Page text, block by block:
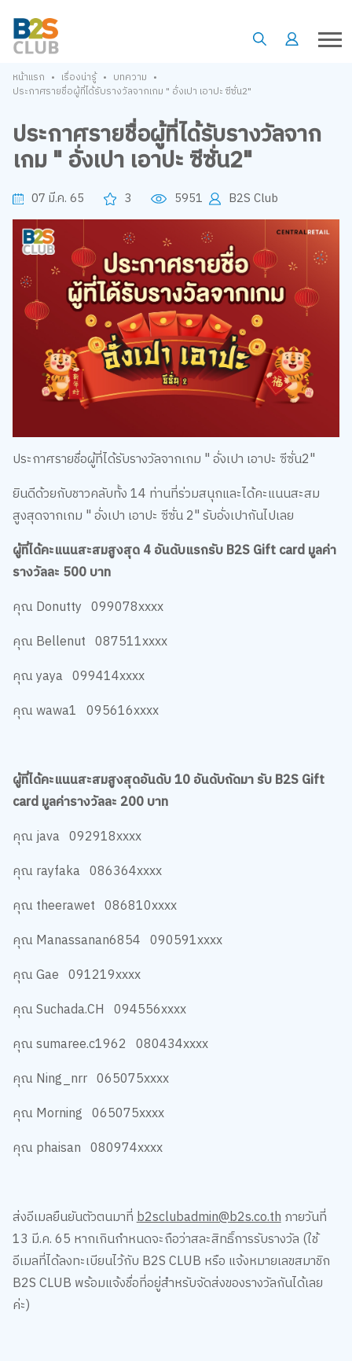
หน้าแรก • เรื่องน่ารู้ • บทความ •
ประกาศรายชื่อผู้ที่ได้รับรางวัลจากเกม " อั่งเปา เอาปะ ซีซั่น2"
ประกาศรายชื่อผู้ที่ได้รับรางวัลจาก
เกม " อั่งเปา เอาปะ ซีซั่น2"
07 มี.ค. 65 3 5951 B2S Club
ประกาศรายชื่อผู้ที่ได้รับรางวัลจากเกม " อั่งเปา เอาปะ ซีซั่น2"
ยินดีด้วยกับชาวคลับทั้ง 14 ท่านที่ร่วมสนุกและได้คะแนนสะสม
สูงสุดจากเกม " อั่งเปา เอาปะ ซีซั่น 2" รับอั่งเปากันไปเลย
ผู้ที่ได้คะแนนสะสมสูงสุด 4 อันดับแรกรับ B2S Gift card มูลค่า
รางวัลละ 500 บาท
คุณ Donutty 099078xxxx
คุณ Bellenut 087511xxxx
คุณ yaya 099414xxxx
คุณ wawa1 095616xxxx
ผู้ที่ได้คะแนนสะสมสูงสุดอันดับ 10 อันดับถัดมา รับ B2S Gift
card มูลค่ารางวัลละ 200 บาท
คุณ java 092918xxxx
คุณ rayfaka 086364xxxx
คุณ theerawet 086810xxxx
คุณ Manassanan6854 090591xxxx
คุณ Gae 091219xxxx
คุณ Suchada.CH 094556xxxx
คุณ sumaree.c1962 080434xxxx
คุณ Ning_nrr 065075xxxx
คุณ Morning 065075xxxx
คุณ phaisan 080974xxxx
ส่งอีเมลยืนยันตัวตนมาที่b2sclubadmin@b2s.co.thภายวันที่
13 มี.ค. 65 หากเกินกำหนดจะถือว่าสละสิทธิ์การรับรางวัล (ใช้
อีเมลที่ได้ลงทะเบียนไว้กับ B2S CLUB หรือ แจ้งหมายเลขสมาชิก
B2S CLUB พร้อมแจ้งชื่อที่อยู่สำหรับจัดส่งของรางวัลกันได้เลย
ค่ะ)